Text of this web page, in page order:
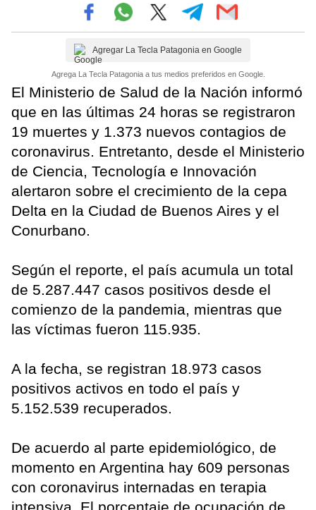
Agregar La Tecla Patagonia en Google
Agrega La Tecla Patagonia a tus medios preferidos en Google.
El Ministerio de Salud de la Nación informó
que en las últimas 24 horas se registraron
19 muertes y 1.373 nuevos contagios de
coronavirus. Entretanto, desde el Ministerio
de Ciencia, Tecnología e Innovación
alertaron sobre el crecimiento de la cepa
Delta en la Ciudad de Buenos Aires y el
Conurbano.
Según el reporte, el país acumula un total
de 5.287.447 casos positivos desde el
comienzo de la pandemia, mientras que
las víctimas fueron 115.935.
A la fecha, se registran 18.973 casos
positivos activos en todo el país y
5.152.539 recuperados.
De acuerdo al parte epidemiológico, de
momento en Argentina hay 609 personas
con coronavirus internadas en terapia